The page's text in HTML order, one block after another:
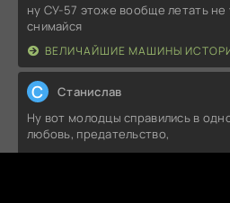
ну СУ-57 этоже вообще летать не
снимайся
ВЕЛИЧАЙШИЕ МАШИНЫ ИСТОРИИ С
С Станислав
Ну вот молодцы справились в
любовь, предательство,